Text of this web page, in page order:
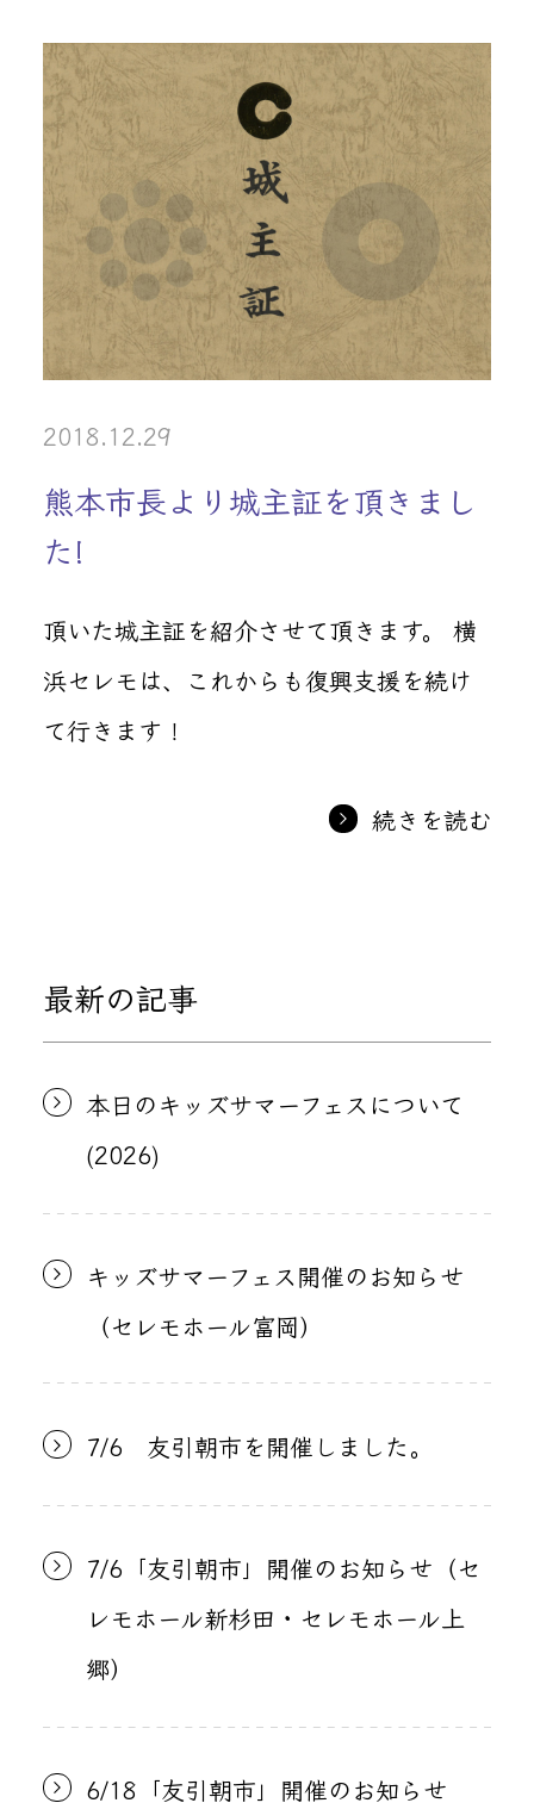
2018.12.29
熊本市長より城主証を頂きまし
た!
頂いた城主証を紹介させて頂きます。 横
浜セレモは、これからも復興支援を続け
続きを読む
最新の記事
本日のキッズサマーフェスについて
(2026)
キッズサマーフェス開催のお知らせ
（セレモホール富岡）
7/6 友引朝市を開催しました。
7/6「友引朝市」開催のお知らせ（セ
レモホール新杉田・セレモホール上
郷）
6/18「友引朝市」開催のお知らせ